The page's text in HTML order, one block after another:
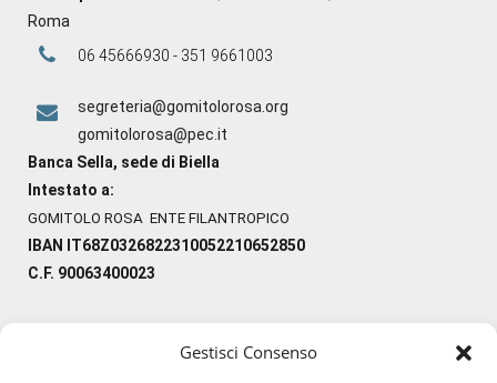
Gestisci Consenso
Roma
06 45666930 - 351 9661003
segreteria@gomitolorosa.org
gomitolorosa@pec.it
Banca Sella, sede di Biella
Intestato a:
GOMITOLO ROSA ENTE FILANTROPICO
IBAN IT68Z0326822310052210652850
C.F. 90063400023